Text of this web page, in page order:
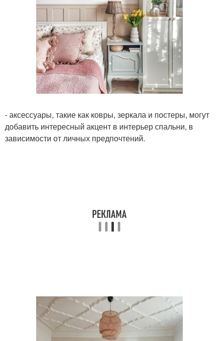
- аксессуары, такие как ковры, зеркала и постеры, могут
добавить интересный акцент в интерьер спальни, в
зависимости от личных предпочтений.